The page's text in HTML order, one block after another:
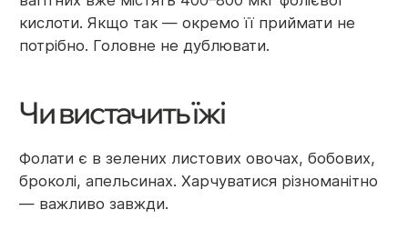
кислоти. Якщо так — окремо її приймати не
потрібно. Головне не дублювати.
Чи вистачить їжі
Фолати є в зелених листових овочах, бобових,
броколі, апельсинах. Харчуватися різноманітно
— важливо завжди.